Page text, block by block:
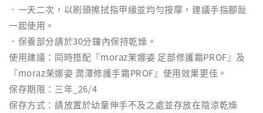
．一天二次，以刷頭擦拭指甲緣並均勻按摩，建議手指腳趾
一起使用。
．保養部分請於30分鐘內保持乾燥。
使用建議：同時搭配『moraz茉娜姿 足部修護霜PROF』及
『moraz茉娜姿 潤澤修護手霜PROF』使用效果更佳。
保存期限：三年_26/4
保存方式：請放置於幼童伸手不及之處並存放在陰涼乾燥